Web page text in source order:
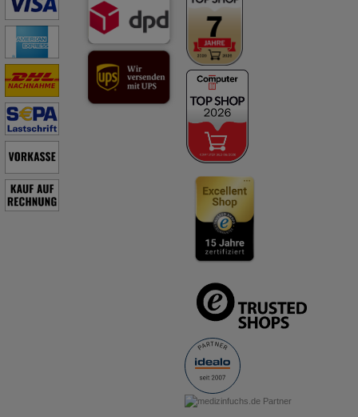
01/2022 bzw. 02/2022. MEDICE Arzneimittel, 58638 Iserlohn.
Aktion: MEDITONSIN Tropfen 2x50 mL erhalten Sie im Set mit
einem Taschenwärmer(Angebot solange Vorrat reicht.)
Warengruppe
Homöopathie/Biochemie